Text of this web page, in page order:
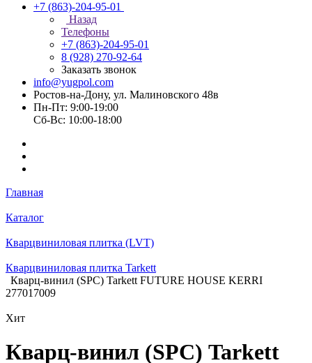
+7 (863)-204-95-01
Назад
Телефоны
+7 (863)-204-95-01
8 (928) 270-92-64
Заказать звонок
info@yugpol.com
Ростов-на-Дону, ул. Малиновского 48в
Пн-Пт: 9:00-19:00
Cб-Вс: 10:00-18:00
Главная
Каталог
Кварцвиниловая плитка (LVT)
Кварцвиниловая плитка Tarkett
Кварц-винил (SPC) Tarkett FUTURE HOUSE KERRI
277017009
Хит
Кварц-винил (SPC) Tarkett